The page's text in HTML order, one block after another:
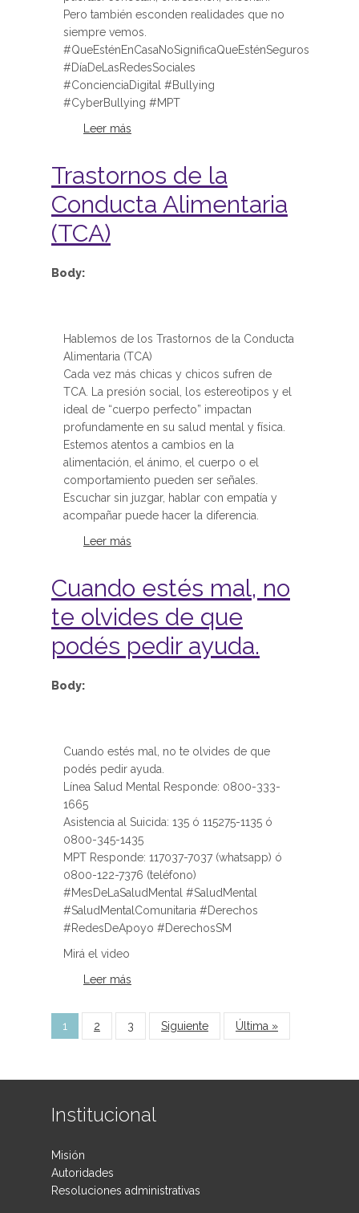
Pero también esconden realidades que no
siempre vemos.
#QueEsténEnCasaNoSignificaQueEsténSeguros
#DíaDeLasRedesSociales
#ConcienciaDigital #Bullying
#CyberBullying #MPT
Leer más
Trastornos de la
Conducta Alimentaria
(TCA)
Body:
Hablemos de los Trastornos de la Conducta
Alimentaria (TCA)
Cada vez más chicas y chicos sufren de
TCA. La presión social, los estereotipos y el
ideal de “cuerpo perfecto” impactan
profundamente en su salud mental y física.
Estemos atentos a cambios en la
alimentación, el ánimo, el cuerpo o el
comportamiento pueden ser señales.
Escuchar sin juzgar, hablar con empatía y
acompañar puede hacer la diferencia.
Leer más
Cuando estés mal, no
te olvides de que
podés pedir ayuda.
Body:
Cuando estés mal, no te olvides de que
podés pedir ayuda.
Línea Salud Mental Responde: 0800-333-
1665
Asistencia al Suicida: 135 ó 115275-1135 ó
0800-345-1435
MPT Responde: 117037-7037 (whatsapp) ó
0800-122-7376 (teléfono)
#MesDeLaSaludMental #SaludMental
#SaludMentalComunitaria #Derechos
#RedesDeApoyo #DerechosSM
Mirá el video
Leer más
Páginas
1 2 3 Siguiente Última »
Institucional
Misión
Autoridades
Resoluciones administrativas